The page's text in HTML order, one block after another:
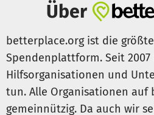
Über
betterplace.org ist die
Spendenplattform. Seit
Hilfsorganisationen und
tun. Alle Organisationen auf
gemeinnützig. Da auch wir